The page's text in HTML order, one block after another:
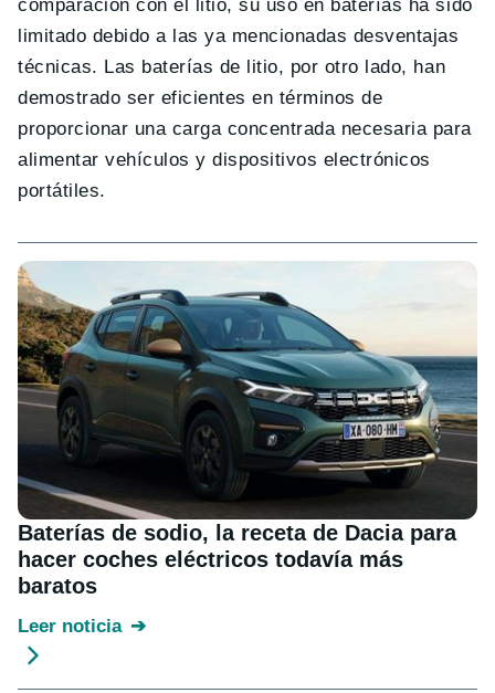
comparación con el litio, su uso en baterías ha sido
limitado debido a las ya mencionadas desventajas
técnicas. Las baterías de litio, por otro lado, han
demostrado ser eficientes en términos de
proporcionar una carga concentrada necesaria para
alimentar vehículos y dispositivos electrónicos
portátiles.
Baterías de sodio, la receta de Dacia para
hacer coches eléctricos todavía más
baratos
Leer noticia